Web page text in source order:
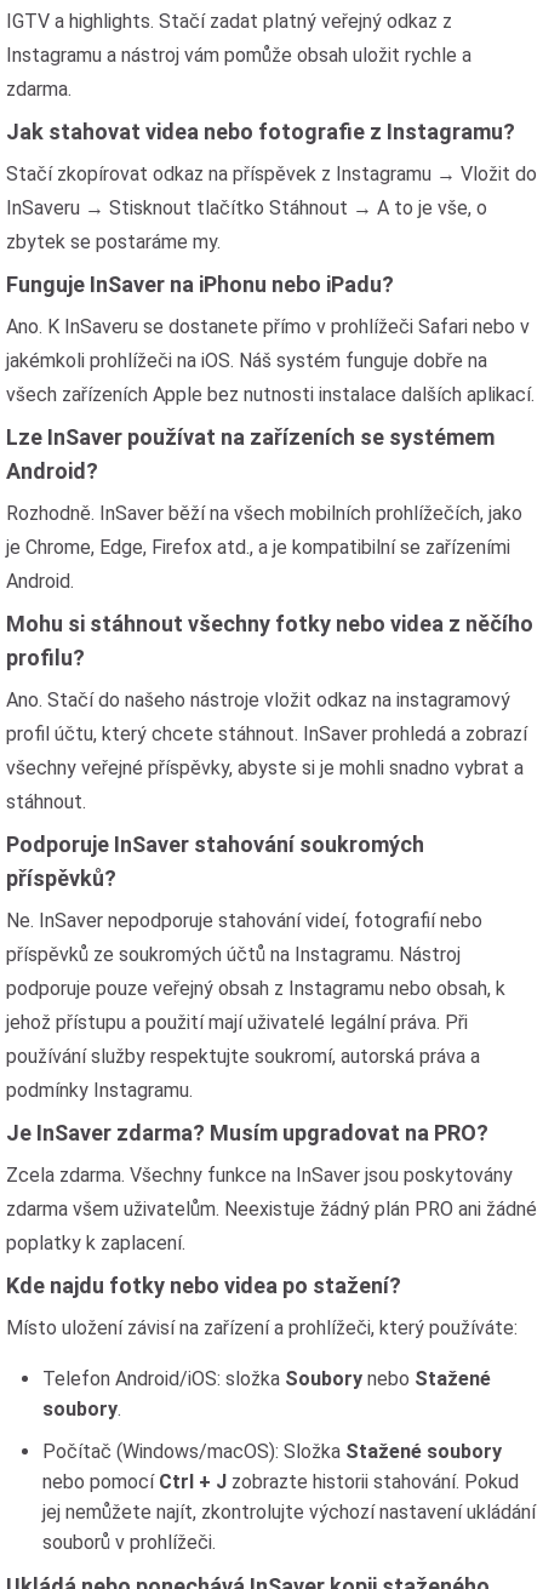
IGTV a highlights. Stačí zadat platný veřejný odkaz z
Instagramu a nástroj vám pomůže obsah uložit rychle a
zdarma.
Jak stahovat videa nebo fotografie z Instagramu?
Stačí zkopírovat odkaz na příspěvek z Instagramu → Vložit do
InSaveru → Stisknout tlačítko Stáhnout → A to je vše, o
zbytek se postaráme my.
Funguje InSaver na iPhonu nebo iPadu?
Ano. K InSaveru se dostanete přímo v prohlížeči Safari nebo v
jakémkoli prohlížeči na iOS. Náš systém funguje dobře na
všech zařízeních Apple bez nutnosti instalace dalších aplikací.
Lze InSaver používat na zařízeních se systémem
Android?
Rozhodně. InSaver běží na všech mobilních prohlížečích, jako
je Chrome, Edge, Firefox atd., a je kompatibilní se zařízeními
Android.
Mohu si stáhnout všechny fotky nebo videa z něčího
profilu?
Ano. Stačí do našeho nástroje vložit odkaz na instagramový
profil účtu, který chcete stáhnout. InSaver prohledá a zobrazí
všechny veřejné příspěvky, abyste si je mohli snadno vybrat a
stáhnout.
Podporuje InSaver stahování soukromých
příspěvků?
Ne. InSaver nepodporuje stahování videí, fotografií nebo
příspěvků ze soukromých účtů na Instagramu. Nástroj
podporuje pouze veřejný obsah z Instagramu nebo obsah, k
jehož přístupu a použití mají uživatelé legální práva. Při
používání služby respektujte soukromí, autorská práva a
podmínky Instagramu.
Je InSaver zdarma? Musím upgradovat na PRO?
Zcela zdarma. Všechny funkce na InSaver jsou poskytovány
zdarma všem uživatelům. Neexistuje žádný plán PRO ani žádné
poplatky k zaplacení.
Kde najdu fotky nebo videa po stažení?
Místo uložení závisí na zařízení a prohlížeči, který používáte:
Telefon Android/iOS: složka Soubory nebo Stažené
soubory.
Počítač (Windows/macOS): Složka Stažené soubory
nebo pomocí Ctrl + J zobrazte historii stahování. Pokud
jej nemůžete najít, zkontrolujte výchozí nastavení ukládání
souborů v prohlížeči.